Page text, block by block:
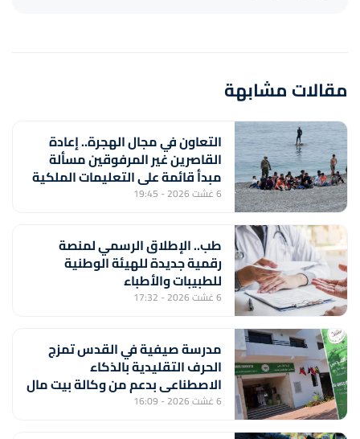
مقالات مشابهة
التعاون في مجال الهجرة.. إعادة
القاصرين غير المرفوقين مسألة
مبدأ قائمة على التعليمات الملكية
السامية (مصدر دبلوماسي)
6 غشت 2026 - 19:45
طب.. الإطلاق الرسمي لمنصة
رقمية جديدة للهيئة الوطنية
للطبيبات والأطباء
6 غشت 2026 - 17:32
مدرسة صيفية في القدس تمزج
الحرف التقليدية بالذكاء
الاصطناعي بدعم من وكالة بيت مال
القدس الشريف
6 غشت 2026 - 16:09